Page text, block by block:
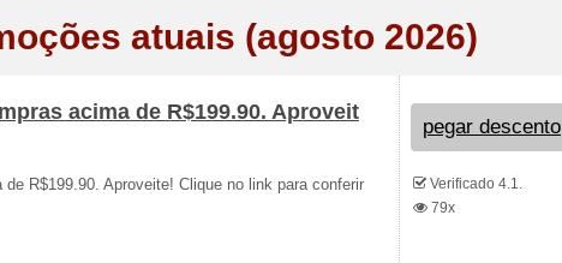
atuais (agosto 2026)
acima de R$199.90. Aproveit
R$199.90. Aproveite! Clique no link para conferir
pegar descento
Verificado 4.1.
79x